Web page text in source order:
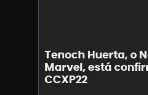
Tenoch Huerta, o
Marvel, está
CCXP22